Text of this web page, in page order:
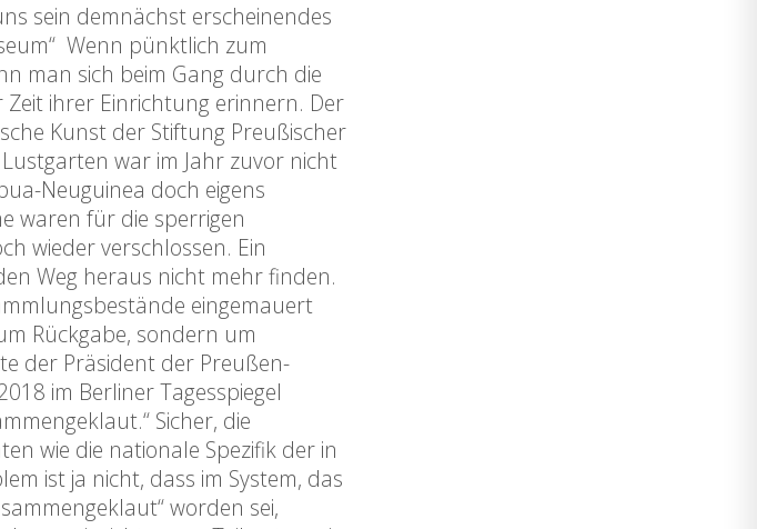
sein demnächst erscheinendes
Wenn pünktlich zum
man sich beim Gang durch die
ihrer Einrichtung erinnern. Der
Kunst der Stiftung Preußischer
war im Jahr zuvor nicht
Neuguinea doch eigens
waren für die sperrigen
wieder verschlossen. Ein
Weg heraus nicht mehr finden.
eingemauert
Rückgabe, sondern um
der Präsident der Preußen-
im Berliner Tagesspiegel
Sicher, die
wie die nationale Spezifik der in
ist ja nicht, dass im System, das
worden sei,